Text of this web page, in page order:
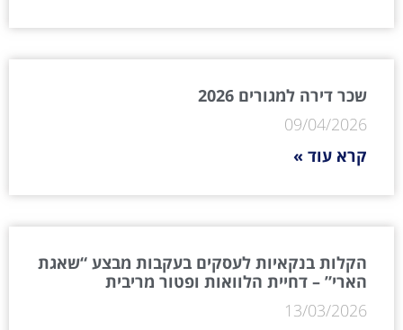
שכר דירה למגורים 2026
09/04/2026
קרא עוד »
הקלות בנקאיות לעסקים בעקבות מבצע “שאגת
הארי” – דחיית הלוואות ופטור מריבית
13/03/2026